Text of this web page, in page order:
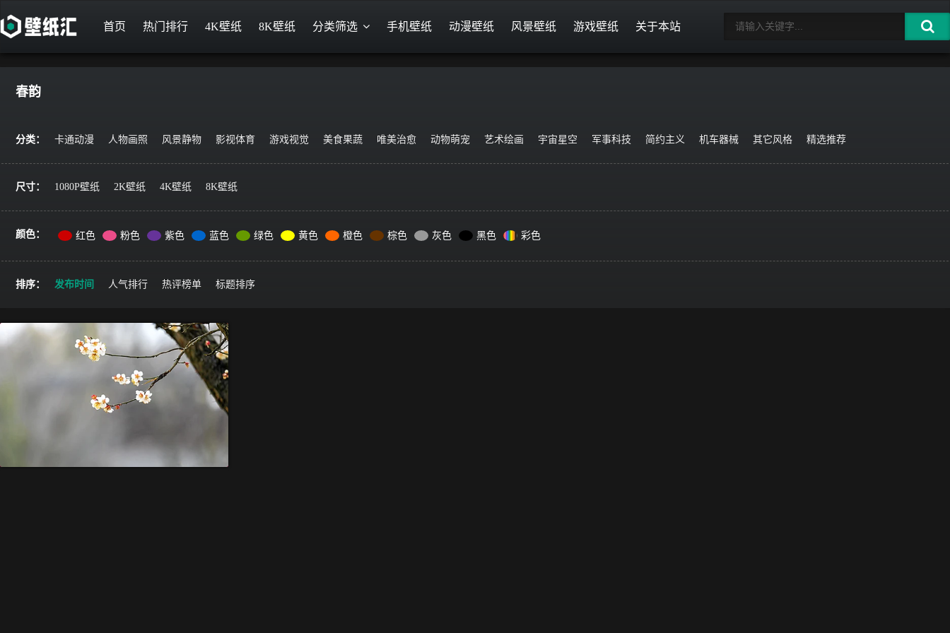
首页 热门排行 4K壁纸 8K壁纸 分类筛选 手机壁纸 动漫壁纸 风景壁纸 游戏壁纸 关于本站
春韵
分类： 卡通动漫 人物画照 风景静物 影视体育 游戏视觉 美食果蔬 唯美治愈 动物萌宠 艺术绘画 宇宙星空 军事科技 简约主义 机车器械 其它风格 精选推荐
尺寸： 1080P壁纸 2K壁纸 4K壁纸 8K壁纸
颜色： 红色 粉色 紫色 蓝色 绿色 黄色 橙色 棕色 灰色 黑色 彩色
排序： 发布时间 人气排行 热评榜单 标题排序